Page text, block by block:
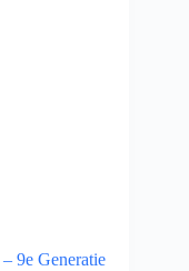
9e Generatie